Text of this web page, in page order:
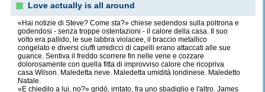
Love actually is all around
«Hai notizie di Steve? Come sta?» chiese sedendosi sulla poltrona e
godendosi - senza troppe ostentazioni - il calore della casa. Il suo
volto era pallido, le sue labbra violacee, il braccio metallico
congelato e diversi ciuffi umidicci di capelli erano attaccati alle sue
guance. Sentiva il freddo scorrere fin nelle vene e cozzare
dolorosamente con quella fitta di improvviso calore che ricopriva
casa Wilson. Maledetta neve. Maledetta umidità londinese. Maledetto
Natale.
«E chiedilo a lui, no?» gridò, irritato, fra uno sbadiglio e l'altro. James